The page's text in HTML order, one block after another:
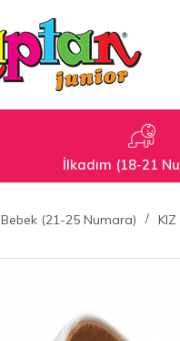
İlkadım (18-21
Bebek (21-25 Numara) KIZ